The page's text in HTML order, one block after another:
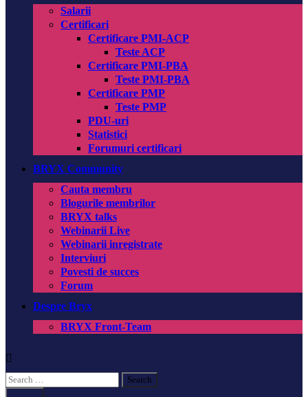
Salarii
Certificari
Certificare PMI-ACP
Teste ACP
Certificare PMI-PBA
Teste PMI-PBA
Certificare PMP
Teste PMP
PDU-uri
Statistici
Forumuri certificari
BRYX Community
Cauta membru
Blogurile membrilor
BRYX talks
Webinarii Live
Webinarii inregistrate
Interviuri
Povesti de succes
Forum
Despre Bryx
BRYX Front-Team
Search
for: